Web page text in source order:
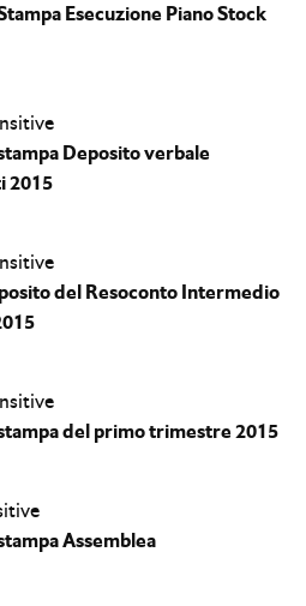
Esecuzione Piano Stock
Deposito verbale
2015
del Resoconto Intermedio
del primo trimestre 2015
Assemblea